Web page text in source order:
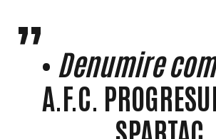
• Denumire
A.F.C.
SPARTAC